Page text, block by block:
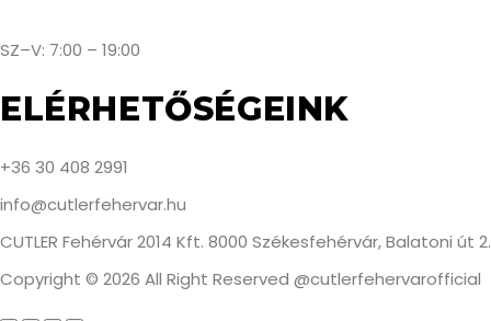
SZ–V: 7:00 – 19:00
ELÉRHETŐSÉGEINK
+36 30 408 2991
info@cutlerfehervar.hu
CUTLER Fehérvár 2014 Kft. 8000 Székesfehérvár, Balatoni út 2.
Copyright © 2026 All Right Reserved @cutlerfehervarofficial